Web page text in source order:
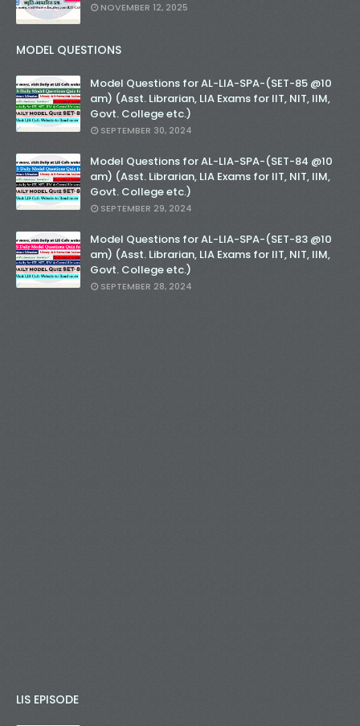
NOVEMBER 12, 2025
MODEL QUESTIONS
Model Questions for AL-LIA-SPA-(SET-85 @10
am) (Asst. Librarian, LIA Exams for IIT, NIT, IIM,
Govt. College etc.)
SEPTEMBER 30, 2024
Model Questions for AL-LIA-SPA-(SET-84 @10
am) (Asst. Librarian, LIA Exams for IIT, NIT, IIM,
Govt. College etc.)
SEPTEMBER 29, 2024
Model Questions for AL-LIA-SPA-(SET-83 @10
am) (Asst. Librarian, LIA Exams for IIT, NIT, IIM,
Govt. College etc.)
SEPTEMBER 28, 2024
LIS EPISODE